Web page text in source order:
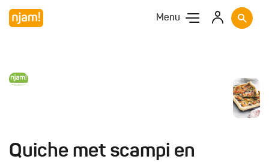
Menu
Quiche met scampi en